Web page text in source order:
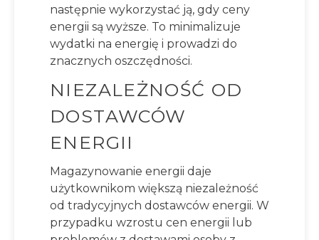
następnie wykorzystać ją, gdy ceny
energii są wyższe. To minimalizuje
wydatki na energię i prowadzi do
znacznych oszczędności.
NIEZALEŻNOŚĆ OD
DOSTAWCÓW
ENERGII
Magazynowanie energii daje
użytkownikom większą niezależność
od tradycyjnych dostawców energii. W
przypadku wzrostu cen energii lub